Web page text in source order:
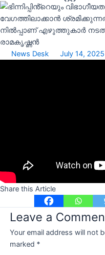
News Desk July 14, 2025
Share this Article
Leave a
Your email address will not
marked *